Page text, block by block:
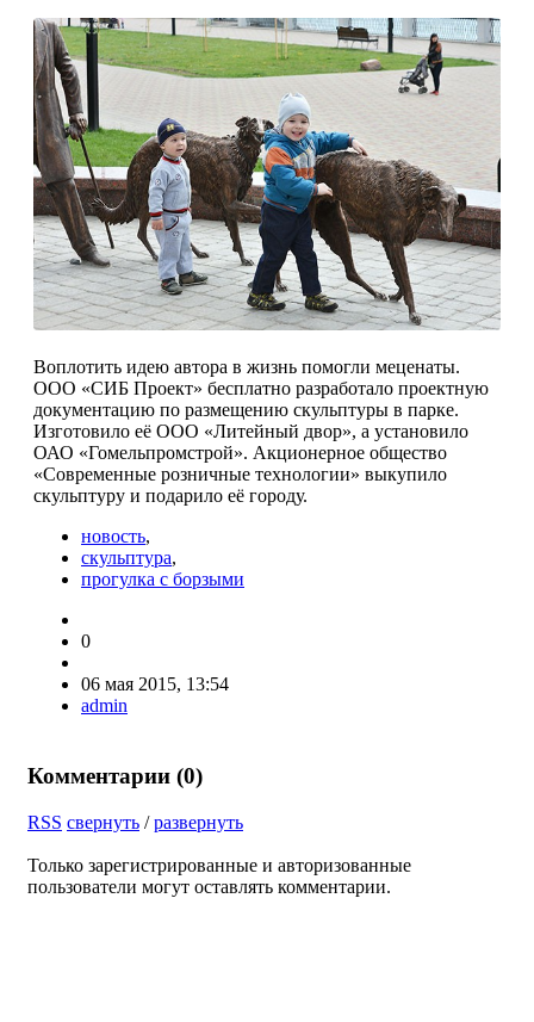
Воплотить идею автора в жизнь помогли ме­ценаты.
ООО «СИБ Проект» бесплатно разра­ботало проектную
документацию по размеще­нию скульптуры в парке.
Изготовило её ООО «Литейный двор», а установило
ОАО «Гомель­промстрой». Акционерное общество
«Совре­менные розничные технологии» выкупило
скульптуру и подарило её городу.
новость,
скульптура,
прогулка с борзыми
0
06 мая 2015, 13:54
admin
Комментарии (0)
RSS свернуть /развернуть
Только зарегистрированные и авторизованные
пользователи могут оставлять комментарии.